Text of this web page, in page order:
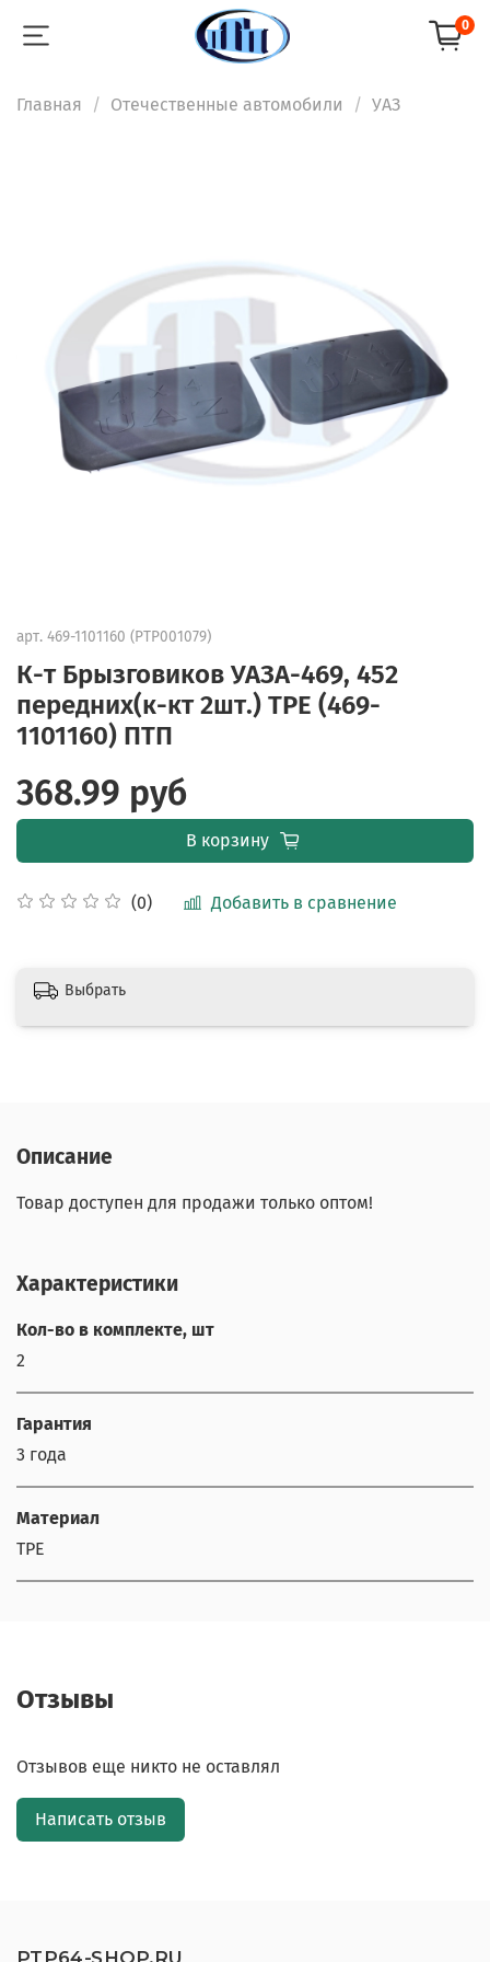
0
Главная Отечественные автомобили УАЗ
арт. 469-1101160 (PTP001079)
К-т Брызговиков УАЗА-469, 452
передних(к-кт 2шт.) TPE (469-
1101160) ПТП
(0) Добавить в сравнение
368.99 руб
В корзину
Выбрать
Описание
Товар доступен для продажи только оптом!
Характеристики
Кол-во в комплекте, шт
2
Гарантия
3 года
Материал
TPE
Отзывы
Отзывов еще никто не оставлял
Написать отзыв